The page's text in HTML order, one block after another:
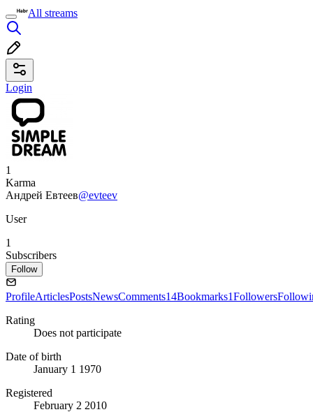
All streams
Login
1
Karma
Андрей Евтеев@evteev
User
1
Subscribers
Follow
ProfileArticlesPostsNewsComments14Bookmarks1Followers
Rating
Does not participate
Date of birth
January 1 1970
Registered
February 2 2010